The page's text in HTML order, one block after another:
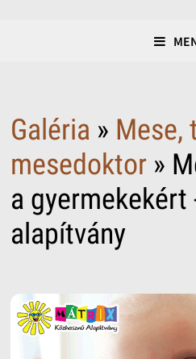
Galéria » Mese,
mesedoktor»
a gyermekekért
alapítvány